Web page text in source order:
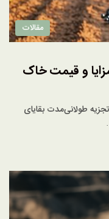
مقالات
و قیمت خاک
طولانی‌مدت بقایای